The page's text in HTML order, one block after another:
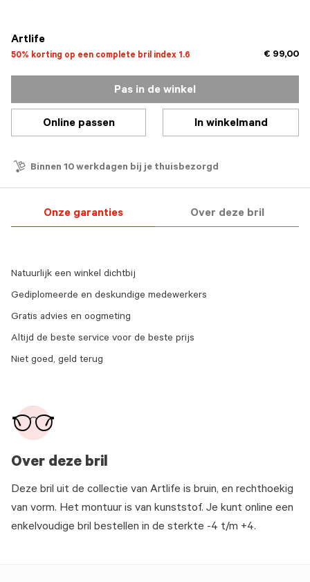
Artlife
50% korting op een complete bril index 1.6 € 99,00
Pas in de winkel
Online passen In winkelmand
Binnen 10 werkdagen bij je thuisbezorgd
Onze garanties Over deze bril
Over deze bril
Deze bril uit de collectie van Artlife is bruin, en rechthoekig
van vorm. Het montuur is van kunststof. Je kunt online een
enkelvoudige bril bestellen in de sterkte -4 t/m +4.
Natuurlijk een winkel dichtbij
Gediplomeerde en deskundige medewerkers
Gratis advies en oogmeting
Altijd de beste service voor de beste prijs
Niet goed, geld terug